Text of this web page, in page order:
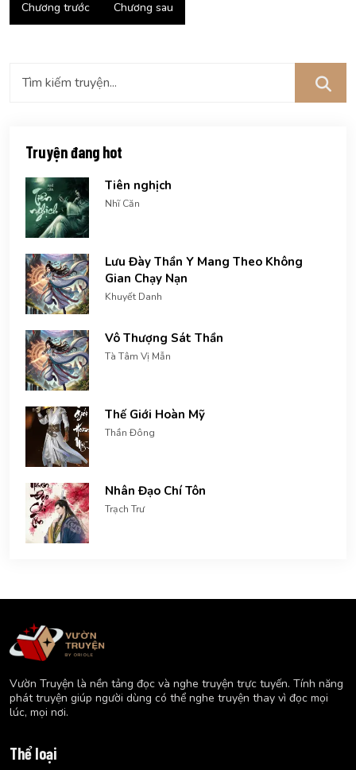
Chương trước Chương sau
Truyện đang hot
Tiên nghịch
Nhĩ Căn
Lưu Đày Thần Y Mang Theo Không
Gian Chạy Nạn
Khuyết Danh
Vô Thượng Sát Thần
Tà Tâm Vị Mẫn
Thế Giới Hoàn Mỹ
Thần Đông
Nhân Đạo Chí Tôn
Trạch Trư
Vườn Truyện là nền tảng đọc và nghe truyện trực tuyến. Tính năng
phát truyện giúp người dùng có thể nghe truyện thay vì đọc mọi
lúc, mọi nơi.
Thể loại